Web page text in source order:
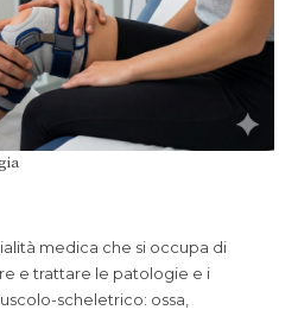
medica che si occupa di
e trattare le patologie e i
scheletrico: ossa,